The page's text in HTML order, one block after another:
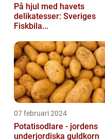
På hjul med havets
delikatesser: Sveriges
Fiskbila...
07 februari 2024
Potatisodlare - jordens
underjordiska guldkorn